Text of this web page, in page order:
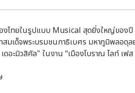
งไทยในรูปแบบ Musical สุดยิ่งใหญ่ของปี
มเด็จพระบรมชนกาธิเบศร มหาภูมิพลอดุ
อะมิวสิคัล" ในงาน “เมืองโบราณ ไลท์ เฟ